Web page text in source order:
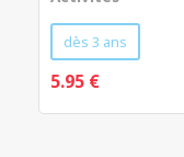
dès 3 ans
5.95 €